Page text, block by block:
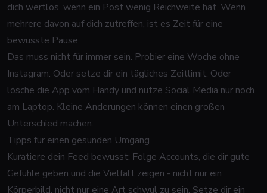
dich wertlos, wenn ein Post wenig Reichweite hat. Wenn
mehrere davon auf dich zutreffen, ist es Zeit für eine
bewusste Pause.
Das muss nicht für immer sein. Probier eine Woche ohne
Instagram. Oder setze dir ein tägliches Zeitlimit. Oder
lösche die App vom Handy und nutze Social Media nur noch
am Laptop. Kleine Änderungen können einen großen
Unterschied machen.
Tipps für einen gesunden Umgang
Kuratiere dein Feed bewusst: Folge Accounts, die dir gute
Gefühle geben und die Vielfalt zeigen - nicht nur ein
Körperbild, nicht nur eine Art schwul zu sein. Setze dir ein